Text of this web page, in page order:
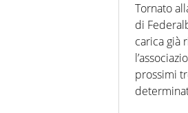
Tornato
di
carica già
prossimi